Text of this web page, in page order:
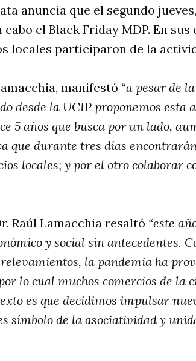
anuncia que el segundo
el Black Friday MDP. En sus
locales participaron de la
manifestó “a pesar de
desde la UCIP proponemos esta
5 años que busca por un lado,
que durante tres días
locales; y por el otro colaborar
Raúl Lamacchia resaltó “este
y social sin antecedentes.
la pandemia ha
lo cual muchos comercios de la
es que decidimos impulsar
símbolo de la asociatividad y